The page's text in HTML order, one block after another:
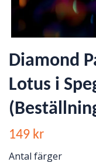
Diamond
Lotus i
149 kr
Antal färger